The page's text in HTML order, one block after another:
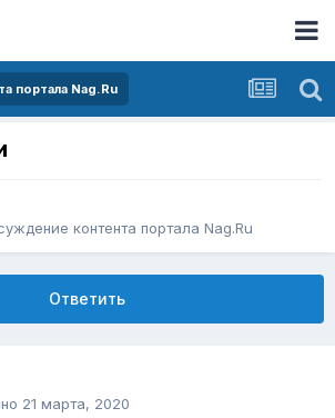
портала Nag.Ru
контента портала Nag.Ru
Ответить
21 марта, 2020